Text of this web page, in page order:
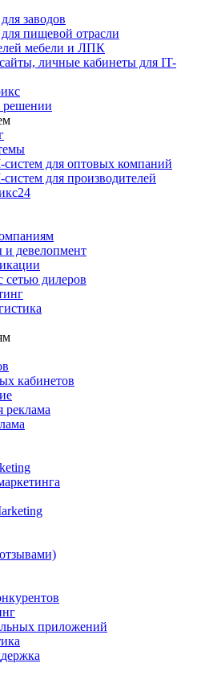
заводов
пищевой отрасли
мебели и ЛПК
личные кабинеты для IT-
решении
для оптовых компаний
для производителей
и девелопмент
сетью дилеров
кабинетов
реклама
приложений